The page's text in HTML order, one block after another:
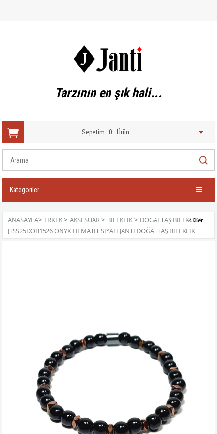
Tarzının en şık hali...
Sepetim 0 Ürün
Kategoriler
ANASAYFA> ERKEK> AKSESUAR> BILEKLIK> DOĞALTAŞ BILEKLIK>
JTSS25DOB1526 ONYX HEMATİT SİYAH JANTİ DOĞALTAŞ BİLEKLİK